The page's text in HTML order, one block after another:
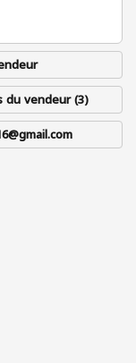
du vendeur (3)